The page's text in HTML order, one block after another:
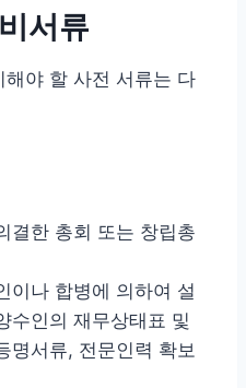
서류
야 할 사전 서류는 다
결한 총회 또는 창립총
이나 합병에 의하여 설
수인의 재무상태표 및
명서류, 전문인력 확보